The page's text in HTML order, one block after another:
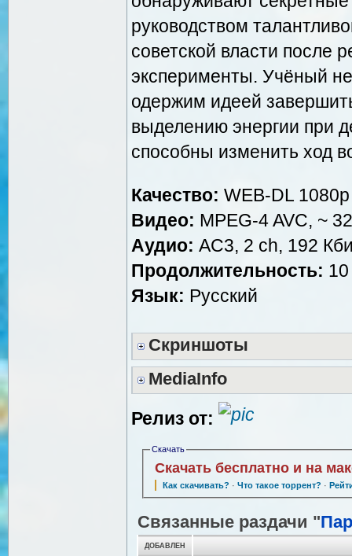
руководством
советской власти после
эксперименты. Учёный
одержим идеей
выделению энергии при
способны изменить ход
Качество: WEB-DL 1080p
Видео: MPEG-4 AVC, ~
Аудио: AC3, 2 ch, 192
Продолжительность:
Язык: Русский
Скриншоты
MediaInfo
Релиз от:
Скачать
Скачать бесплатно и на
Как скачивать? · Что такое торрент? ·
Связанные раздачи "
ДОБАВЛЕН